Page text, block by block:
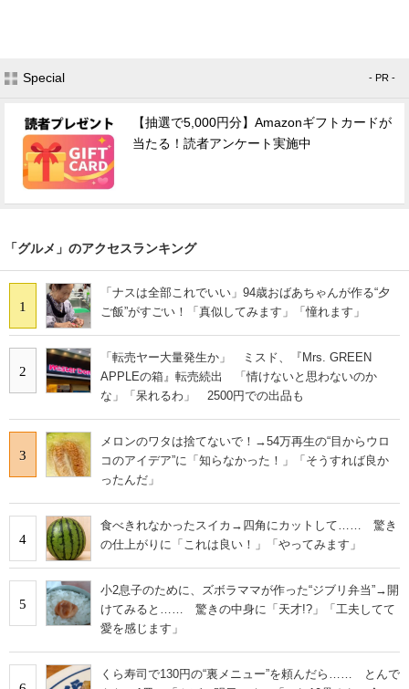
Special - PR -
【抽選で5,000円分】Amazonギフトカードが
当たる！読者アンケート実施中
「グルメ」のアクセスランキング
1
「ナスは全部これでいい」94歳おばあちゃんが作る“夕
ご飯”がすごい！「真似してみます」「憧れます」
2
「転売ヤー大量発生か」 ミスド、『Mrs. GREEN
APPLEの箱』転売続出 「情けないと思わないのか
な」「呆れるわ」 2500円での出品も
3
メロンのワタは捨てないで！→54万再生の“目からウロ
コのアイデア”に「知らなかった！」「そうすれば良か
ったんだ」
4
食べきれなかったスイカ→四角にカットして…… 驚き
の仕上がりに「これは良い！」「やってみます」
5
小2息子のために、ズボラママが作った“ジブリ弁当”→開
けてみると…… 驚きの中身に「天才!?」「工夫してて
愛を感じます」
くら寿司で130円の“裏メニュー”を頼んだら…… とんで